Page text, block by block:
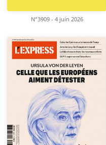
N°3909 - 4 juin 2026